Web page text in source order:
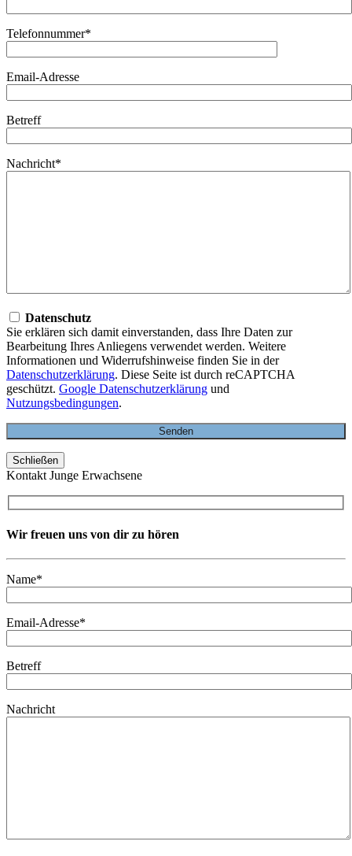
Telefonnummer*
Email-Adresse
Betreff
Nachricht*
Datenschutz
Sie erklären sich damit einverstanden, dass Ihre Daten zur
Bearbeitung Ihres Anliegens verwendet werden. Weitere
Informationen und Widerrufshinweise finden Sie in der
Datenschutzerklärung. Diese Seite ist durch reCAPTCHA
geschützt. Google Datenschutzerklärung und
Nutzungsbedingungen.
Schließen
Kontakt Junge Erwachsene
Wir freuen uns von dir zu hören
Name*
Email-Adresse*
Betreff
Nachricht